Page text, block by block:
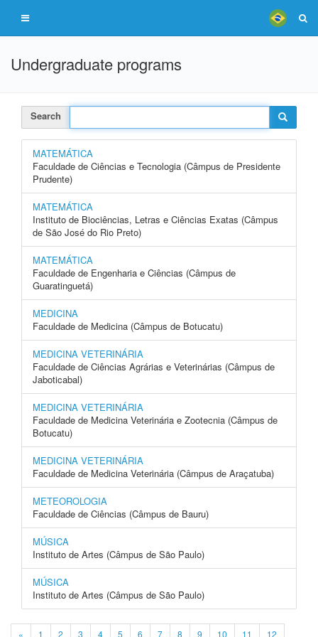
Undergraduate programs
Search
MATEMÁTICA
Faculdade de Ciências e Tecnologia (Câmpus de Presidente
Prudente)
MATEMÁTICA
Instituto de Biociências, Letras e Ciências Exatas (Câmpus
de São José do Rio Preto)
MATEMÁTICA
Faculdade de Engenharia e Ciências (Câmpus de
Guaratinguetá)
MEDICINA
Faculdade de Medicina (Câmpus de Botucatu)
MEDICINA VETERINÁRIA
Faculdade de Ciências Agrárias e Veterinárias (Câmpus de
Jaboticabal)
MEDICINA VETERINÁRIA
Faculdade de Medicina Veterinária e Zootecnia (Câmpus de
Botucatu)
MEDICINA VETERINÁRIA
Faculdade de Medicina Veterinária (Câmpus de Araçatuba)
METEOROLOGIA
Faculdade de Ciências (Câmpus de Bauru)
MÚSICA
Instituto de Artes (Câmpus de São Paulo)
MÚSICA
Instituto de Artes (Câmpus de São Paulo)
« 1 2 3 4 5 6 7 8 9 10 11 12